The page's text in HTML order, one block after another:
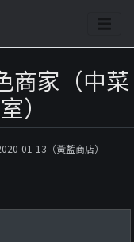
商家（中菜
）
01-13（黃藍商店）